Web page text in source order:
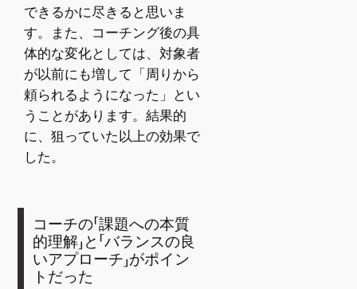
できるかに尽きると思いま
す。また、コーチング後の具
体的な変化としては、対象者
が以前にも増して「周りから
頼られるようになった」とい
うことがあります。結果的
に、狙っていた以上の効果で
した。
コーチの「課題への本質
的理解」と「バランスの良
いアプローチ」がポイン
トだった